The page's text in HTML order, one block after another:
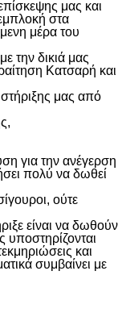
μας και
στα
μέρα του
την δικιά μας
Κατσαρή και
στήριξης μας από
για την ανέγερση
πολύ να δωθεί
ούτε
είναι να δωθούν
και
συμβαίνει με